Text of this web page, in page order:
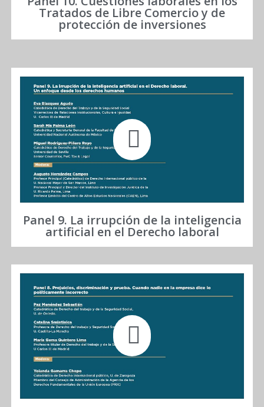
Tratados de Libre Comercio y de
protección de inversiones
Panel 9. La irrupción de la inteligencia
artificial en el Derecho laboral